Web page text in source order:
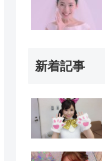
新着記事